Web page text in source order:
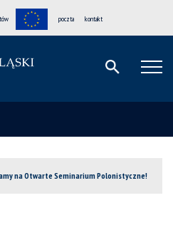
poczta kontakt
na Otwarte Seminarium Polonistyczne!